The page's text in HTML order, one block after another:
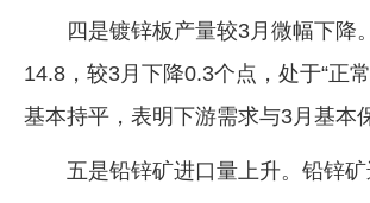
四是镀锌板产量较3月微幅下降
14.8，较3月下降0.3个点，处于“正
基本持平，表明下游需求与3月基本
五是铅锌矿进口量上升。铅锌